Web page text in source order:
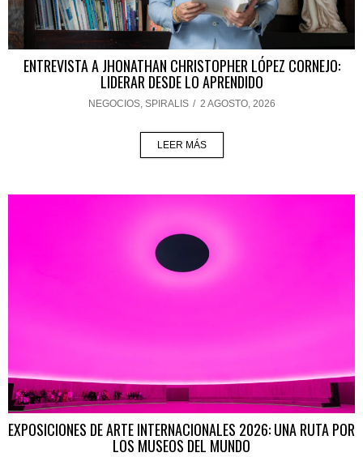
ENTREVISTA A JHONATHAN CHRISTOPHER LÓPEZ CORNEJO:
LIDERAR DESDE LO APRENDIDO
NEGOCIOS, SPIRALIS / 2 AGOSTO, 2026
LEER MÁS
EXPOSICIONES DE ARTE INTERNACIONALES 2026: UNA RUTA POR
LOS MUSEOS DEL MUNDO